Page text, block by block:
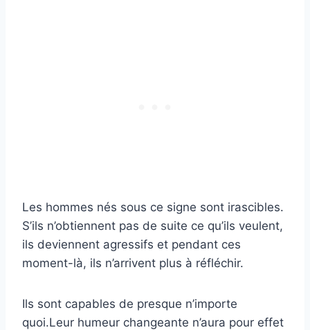
Les hommes nés sous ce signe sont irascibles.
S’ils n’obtiennent pas de suite ce qu’ils veulent,
ils deviennent agressifs et pendant ces
moment-là, ils n’arrivent plus à réfléchir.
Ils sont capables de presque n’importe
quoi.Leur humeur changeante n’aura pour effet